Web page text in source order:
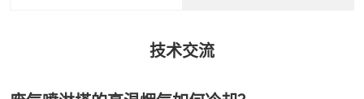
技术交流